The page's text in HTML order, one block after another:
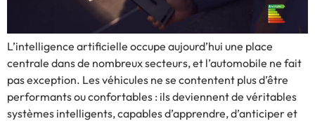
L’intelligence artificielle occupe aujourd’hui une place
centrale dans de nombreux secteurs, et l’automobile ne fait
pas exception. Les véhicules ne se contentent plus d’être
performants ou confortables : ils deviennent de véritables
systèmes intelligents, capables d’apprendre, d’anticiper et